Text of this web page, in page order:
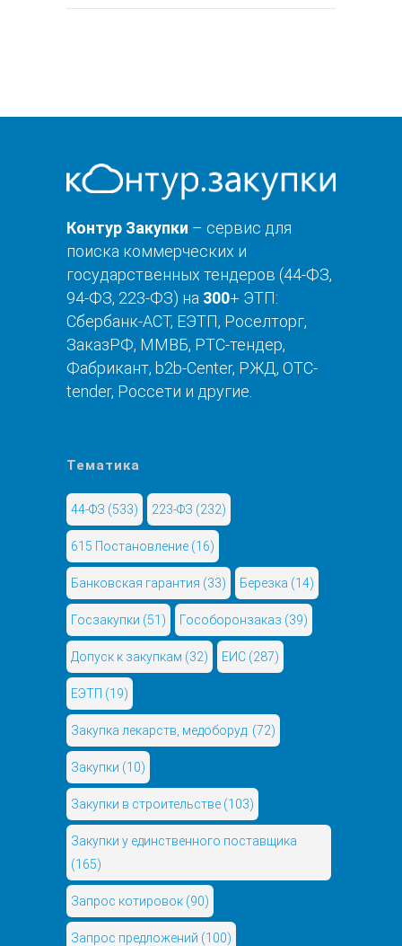
Контур Закупки – сервис для
поиска коммерческих и
государственных тендеров (44-ФЗ,
94-ФЗ, 223-ФЗ) на 300+ ЭТП:
Сбербанк-АСТ, ЕЭТП, Роселторг,
ЗаказРФ, ММВБ, РТС-тендер,
Фабрикант, b2b-Center, РЖД, OTC-
tender, Россети и другие.
Тематика
44-ФЗ (533) 223-ФЗ (232)
615 Постановление (16)
Банковская гарантия (33) Березка (14)
Госзакупки (51) Гособоронзаказ (39)
Допуск к закупкам (32) ЕИС (287)
ЕЭТП (19)
Закупка лекарств, медоборуд. (72)
Закупки (10)
Закупки в строительстве (103)
Закупки у единственного поставщика
(165)
Запрос котировок (90)
Запрос предложений (100)